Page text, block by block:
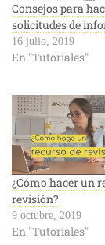
Consejos para
solicitudes de
16 julio, 2019
En "Tutoriales"
¿Cómo hacer un
revisión?
9 octubre, 2019
En "Tutoriales"